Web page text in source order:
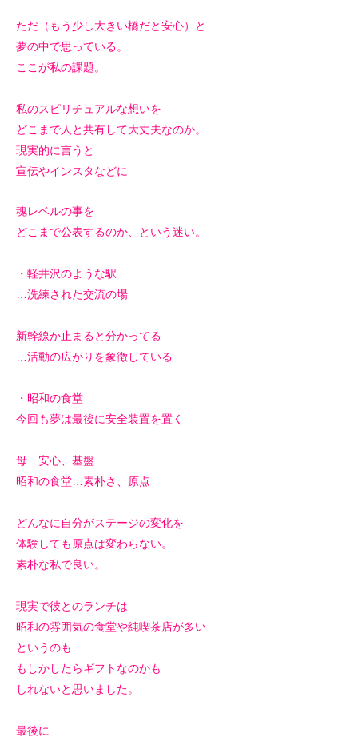
ただ（もう少し大きい橋だと安心）と
夢の中で思っている。
ここが私の課題。
私のスピリチュアルな想いを
どこまで人と共有して大丈夫なのか。
現実的に言うと
宣伝やインスタなどに
魂レベルの事を
どこまで公表するのか、という迷い。
・軽井沢のような駅
…洗練された交流の場
新幹線か止まると分かってる
…活動の広がりを象徴している
・昭和の食堂
今回も夢は最後に安全装置を置く
母…安心、基盤
昭和の食堂…素朴さ、原点
どんなに自分がステージの変化を
体験しても原点は変わらない。
素朴な私で良い。
現実で彼とのランチは
昭和の雰囲気の食堂や純喫茶店が多い
というのも
もしかしたらギフトなのかも
しれないと思いました。
最後に